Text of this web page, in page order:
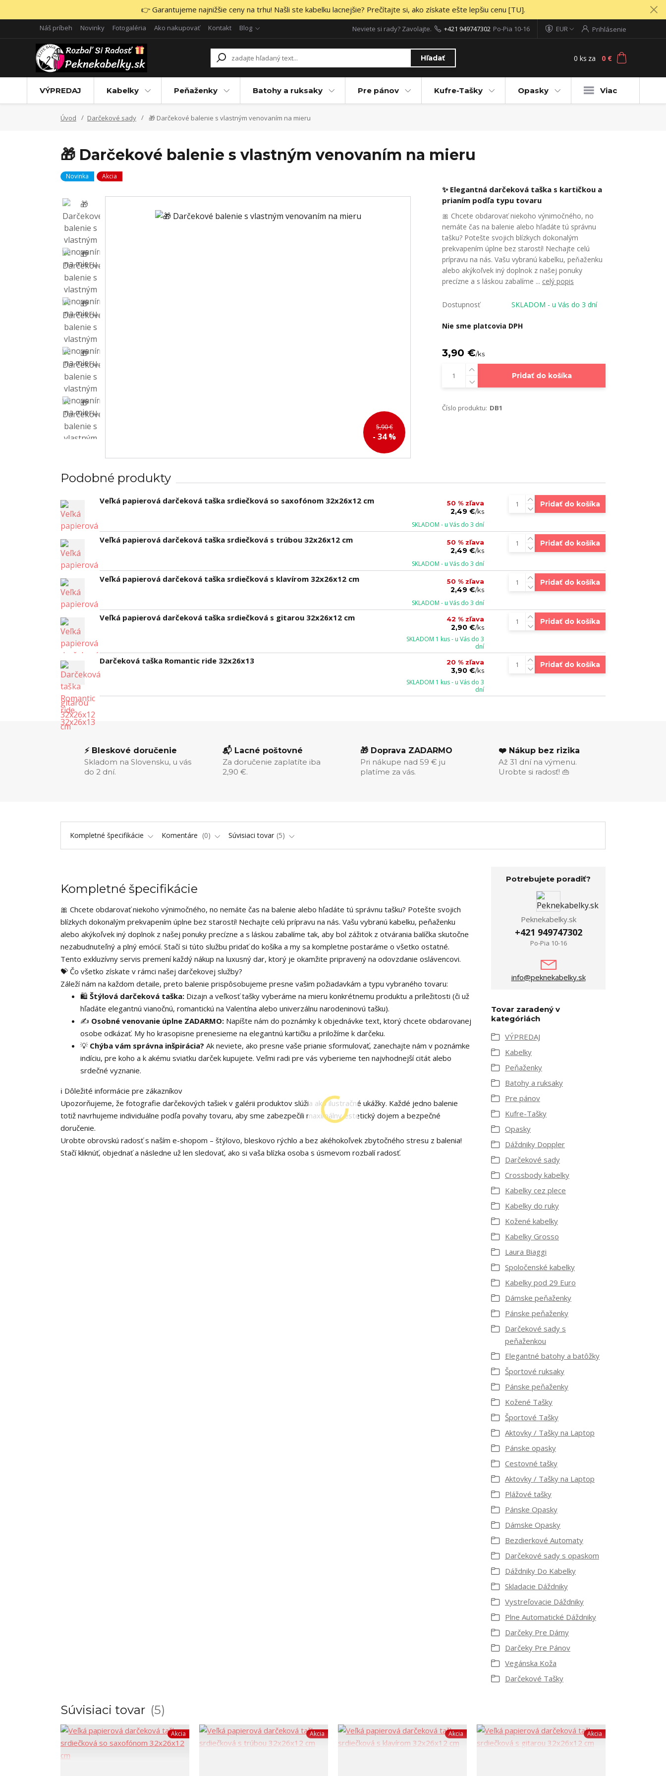
👉 Garantujeme najnižšie ceny na trhu! Našli ste kabelku lacnejšie? Prečítajte si, ako získate ešte lepšiu cenu [TU].
Náš príbeh Novinky Fotogaléria Ako nakupovať Kontakt Blog EUR Prihlásenie
Hľadať
Neviete si rady? Zavolajte. +421 949747302 Po-Pia 10-16
0 ks za 0 €
VÝPREDAJ Kabelky Peňaženky Batohy a ruksaky Pre pánov Kufre-Tašky Opasky Viac
Úvod Darčekové sady 🎁 Darčekové balenie s vlastným venovaním na mieru
🎁 Darčekové balenie s vlastným venovaním na mieru
Novinka Akcia
5,90 €
- 34 %
✨ Elegantná darčeková taška s kartičkou a
prianím podľa typu tovaru
🎀 Chcete obdarovať niekoho výnimočného, no
nemáte čas na balenie alebo hľadáte tú správnu
tašku? Potešte svojich blízkych dokonalým
prekvapením úplne bez starostí! Nechajte celú
prípravu na nás. Vašu vybranú kabelku, peňaženku
alebo akýkoľvek iný doplnok z našej ponuky
precízne a s láskou zabalíme ... celý popis
Dostupnosť SKLADOM - u Vás do 3 dní
Nie sme platcovia DPH
3,90 €/ks
Pridať do košíka
Číslo produktu: DB1
Podobné produkty
Veľká papierová darčeková taška srdiečková so saxofónom 32x26x12 cm 50 % zľava
2,49 €/ks
SKLADOM - u Vás do 3 dní
Pridať do košíka
Veľká papierová darčeková taška srdiečková s trúbou 32x26x12 cm 50 % zľava
2,49 €/ks
SKLADOM - u Vás do 3 dní
Pridať do košíka
Veľká papierová darčeková taška srdiečková s klavírom 32x26x12 cm 50 % zľava
2,49 €/ks
SKLADOM - u Vás do 3 dní
Pridať do košíka
Veľká papierová darčeková taška srdiečková s gitarou 32x26x12 cm 42 % zľava
2,90 €/ks
SKLADOM 1 kus - u Vás do 3
dní
Pridať do košíka
Darčeková taška Romantic ride 32x26x13 20 % zľava
3,90 €/ks
SKLADOM 1 kus - u Vás do 3
dní
Pridať do košíka
⚡ Bleskové doručenie
Skladom na Slovensku, u vás
do 2 dní.
📬 Lacné poštovné
Za doručenie zaplatíte iba
2,90 €.
🎁 Doprava ZADARMO
Pri nákupe nad 59 € ju
platíme za vás.
❤️ Nákup bez rizika
Až 31 dní na výmenu.
Urobte si radosť! 👜
Kompletné špecifikácie Komentáre 0 Súvisiaci tovar 5
Kompletné špecifikácie
🎀 Chcete obdarovať niekoho výnimočného, no nemáte čas na balenie alebo hľadáte tú správnu tašku? Potešte svojich
blízkych dokonalým prekvapením úplne bez starostí! Nechajte celú prípravu na nás. Vašu vybranú kabelku, peňaženku
alebo akýkoľvek iný doplnok z našej ponuky precízne a s láskou zabalíme tak, aby bol zážitok z otvárania balíčka skutočne
nezabudnuteľný a plný emócií. Stačí si túto službu pridať do košíka a my sa kompletne postaráme o všetko ostatné.
Tento exkluzívny servis premení každý nákup na luxusný dar, ktorý je okamžite pripravený na odovzdanie oslávencovi.
💝 Čo všetko získate v rámci našej darčekovej služby?
Záleží nám na každom detaile, preto balenie prispôsobujeme presne vašim požiadavkám a typu vybraného tovaru:
🛍️ Štýlová darčeková taška: Dizajn a veľkosť tašky vyberáme na mieru konkrétnemu produktu a príležitosti (či už
hľadáte elegantnú vianočnú, romantickú na Valentína alebo univerzálnu narodeninovú tašku).
✍️ Osobné venovanie úplne ZADARMO: Napíšte nám do poznámky k objednávke text, ktorý chcete obdarovanej
osobe odkázať. My ho krasopisne prenesieme na elegantnú kartičku a priložíme k darčeku.
💡 Chýba vám správna inšpirácia? Ak neviete, ako presne vaše prianie sformulovať, zanechajte nám v poznámke
indíciu, pre koho a k akému sviatku darček kupujete. Veľmi radi pre vás vyberieme ten najvhodnejší citát alebo
srdečné vyznanie.
ℹ️ Dôležité informácie pre zákazníkov
Upozorňujeme, že fotografie darčekových tašiek v galérii produktov slúžia ako ilustračné ukážky. Každé jedno balenie
totiž navrhujeme individuálne podľa povahy tovaru, aby sme zabezpečili maximálny estetický dojem a bezpečné
doručenie.
Urobte obrovskú radosť s naším e-shopom – štýlovo, bleskovo rýchlo a bez akéhokoľvek zbytočného stresu z balenia!
Stačí kliknúť, objednať a následne už len sledovať, ako si vaša blízka osoba s úsmevom rozbalí radosť.
Potrebujete poradiť?
Peknekabelky.sk
+421 949747302
Po-Pia 10-16
info@peknekabelky.sk
Tovar zaradený v
kategóriách
VÝPREDAJ
Kabelky
Peňaženky
Batohy a ruksaky
Pre pánov
Kufre-Tašky
Opasky
Dáždniky Doppler
Darčekové sady
Crossbody kabelky
Kabelky cez plece
Kabelky do ruky
Kožené kabelky
Kabelky Grosso
Laura Biaggi
Spoločenské kabelky
Kabelky pod 29 Euro
Dámske peňaženky
Pánske peňaženky
Darčekové sady s
peňaženkou
Elegantné batohy a batôžky
Športové ruksaky
Pánske peňaženky
Kožené Tašky
Športové Tašky
Aktovky / Tašky na Laptop
Pánske opasky
Cestovné tašky
Aktovky / Tašky na Laptop
Plážové tašky
Pánske Opasky
Dámske Opasky
Bezdierkové Automaty
Darčekové sady s opaskom
Dáždniky Do Kabelky
Skladacie Dáždniky
Vystreľovacie Dáždniky
Plne Automatické Dáždniky
Darčeky Pre Dámy
Darčeky Pre Pánov
Vegánska Koža
Darčekové Tašky
Súvisiaci tovar 5
Akcia Akcia Akcia Akcia